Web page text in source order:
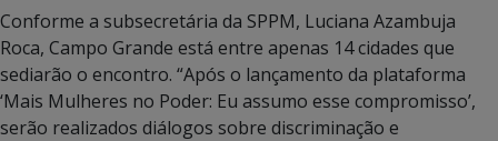
Conforme a subsecretária da SPPM, Luciana Azambuja
Roca, Campo Grande está entre apenas 14 cidades que
sediarão o encontro. “Após o lançamento da plataforma
‘Mais Mulheres no Poder: Eu assumo esse compromisso’,
serão realizados diálogos sobre discriminação e